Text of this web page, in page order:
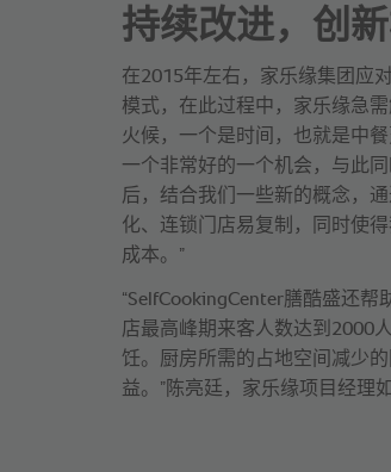
持续改进，创
在2015年左右，家乐缘集团应
模式，在此过程中，家乐缘急
火候，一个是时间，也就是中
一个非常好的一个机会，与此
后，结合我们一些新的概念，
化、连锁门店易复制，同时使
成本。”
“SelfCookingCenter膳酷盛还帮
店最高峰期来客人数达到2000
饪。厨房所需的占地空间减少
益。”陈亮廷，家乐缘项目经理